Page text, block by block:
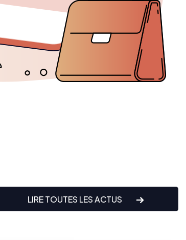
LIRE TOUTES LES ACTUS